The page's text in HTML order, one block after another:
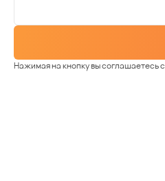
Нажимая на кнопку вы соглашаетесь с